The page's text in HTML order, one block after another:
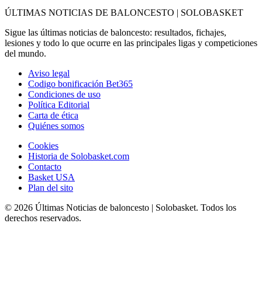
ÚLTIMAS NOTICIAS DE BALONCESTO | SOLOBASKET
Sigue las últimas noticias de baloncesto: resultados, fichajes,
lesiones y todo lo que ocurre en las principales ligas y competiciones
del mundo.
Aviso legal
Codigo bonificación Bet365
Condiciones de uso
Política Editorial
Carta de ética
Quiénes somos
Cookies
Historia de Solobasket.com
Contacto
Basket USA
Plan del sito
© 2026 Últimas Noticias de baloncesto | Solobasket. Todos los
derechos reservados.